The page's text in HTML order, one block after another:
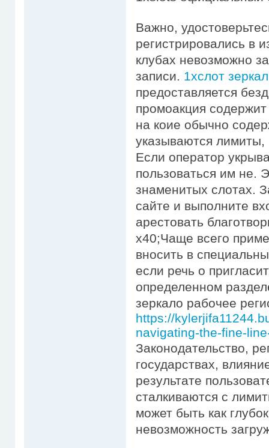
Важно,
регистрировались в
клубах невозможно
записи. 1хслот
предоставляется
промоакция
на коие обычно
указываются
Если оператор
пользоваться им не.
знаменитых слотах.
сайте и выполните
арестовать
х40;Чаще всего
вносить в
если речь о
определенном
зеркало рабочее
https://
navigating-the-fine-
Законодательство,
государствах,
результате
сталкиваются с
может быть как
невозможность